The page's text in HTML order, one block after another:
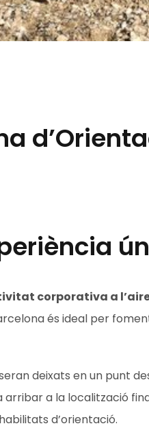
corporativa a
és ideal per
deixats en un punt
a la localització
d’orientació.